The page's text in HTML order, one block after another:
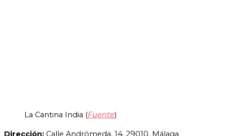
La Cantina India (Fuente)
Dirección: Calle Andrómeda, 14, 29010, Málaga